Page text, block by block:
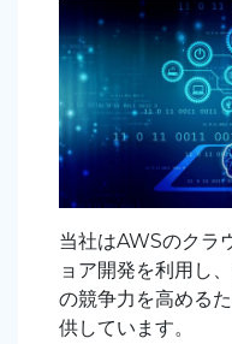
当社はAWSのクラ
ョア開発を利用し
の競争力を高める
供しています。